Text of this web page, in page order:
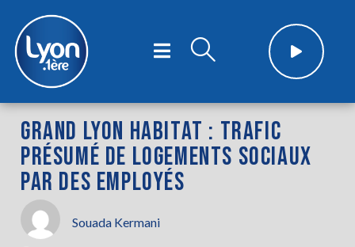
GRAND LYON HABITAT : TRAFIC
PRÉSUMÉ DE LOGEMENTS SOCIAUX
PAR DES EMPLOYÉS
Souada Kermani